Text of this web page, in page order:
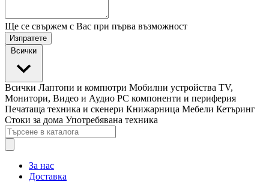
Ще се свържем с Вас при първа възможност
Изпратете
Всички
Всички Лаптопи и компютри Мобилни устройства TV,
Монитори, Видео и Аудио PC компоненти и периферия
Печатаща техника и скенери Книжарница Мебели Кетъринг
Стоки за дома Употребявана техника
За нас
Доставка